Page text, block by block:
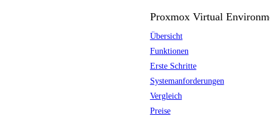
Proxmox Virtual
Übersicht
Funktionen
Erste Schritte
Systemanforderungen
Vergleich
Preise